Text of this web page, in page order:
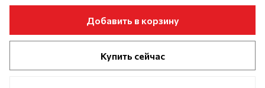
Добавить в корзину
Купить сейчас